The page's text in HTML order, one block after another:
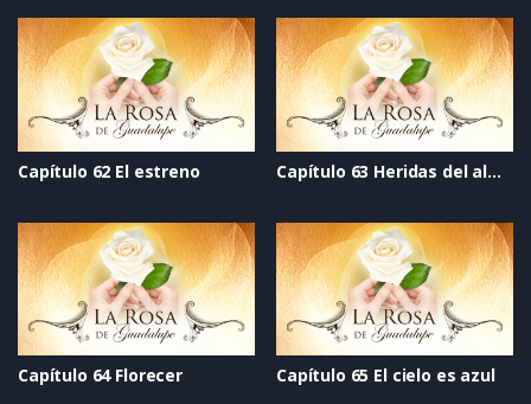
Capítulo 62 El estreno Capítulo 63 Heridas del alma
Capítulo 64 Florecer Capítulo 65 El cielo es azul